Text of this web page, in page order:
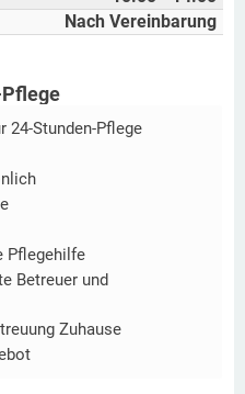
Nach Vereinbarung
24-Stunden-Pflege
Pflegehilfe
Betreuer und
Zuhause